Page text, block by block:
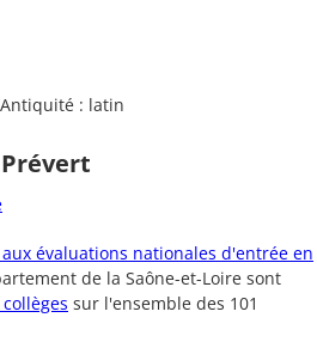
: latin
évaluations nationales d'entrée en
de la Saône-et-Loire sont
sur l'ensemble des 101